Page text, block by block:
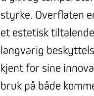
styrke. Overflaten
et estetisk
langvarig
kjent for sine
bruk på både